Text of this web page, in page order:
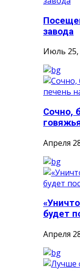
завода
Июль 25,
Сочно,
Апреля
будет
Апреля